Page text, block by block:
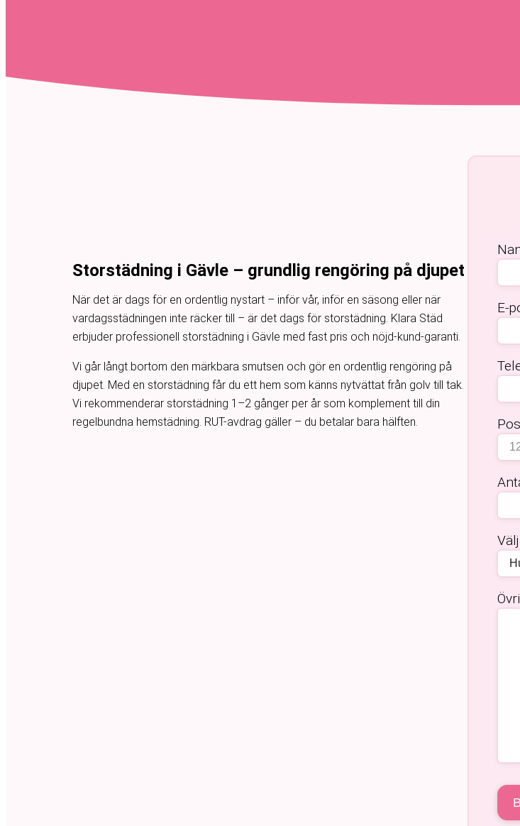
Storstädning i Gävle – grundlig rengöring på djupet
När det är dags för en ordentlig nystart – inför vår, inför en säsong eller när
vardagsstädningen inte räcker till – är det dags för storstädning. Klara Städ
erbjuder professionell storstädning i Gävle med fast pris och nöjd-kund-garanti.
Vi går långt bortom den märkbara smutsen och gör en ordentlig rengöring på
djupet. Med en storstädning får du ett hem som känns nytvättat från golv till tak.
Vi rekommenderar storstädning 1–2 gånger per år som komplement till din
regelbundna hemstädning. RUT-avdrag gäller – du betalar bara hälften.
E-